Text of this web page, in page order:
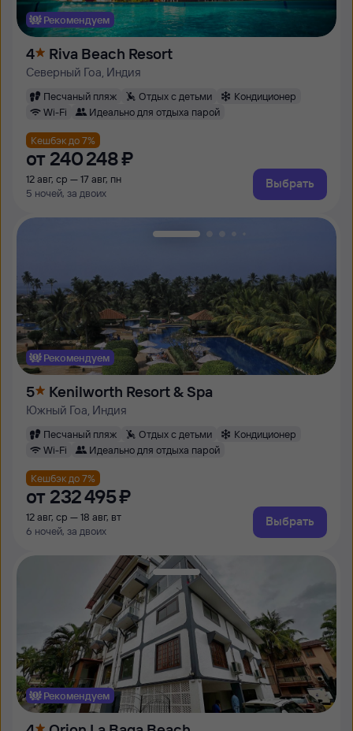
Рекомендуем
4 Riva Beach Resort
Северный Гоа, Индия
Песчаный пляж Отдых с детьми
Кондиционер
Wi-Fi
Идеально для отдыха парой
Кешбэк до 7%
от 240 ⁠248 ⁠₽
12 авг, ср — 17 авг, пн
5 ночей, за двоих
Выбрать
Рекомендуем
5 Kenilworth Resort & Spa
Южный Гоа, Индия
Песчаный пляж Отдых с детьми
Кондиционер
Wi-Fi
Идеально для отдыха парой
Кешбэк до 7%
от 232 ⁠495 ⁠₽
12 авг, ср — 18 авг, вт
6 ночей, за двоих
Выбрать
Рекомендуем